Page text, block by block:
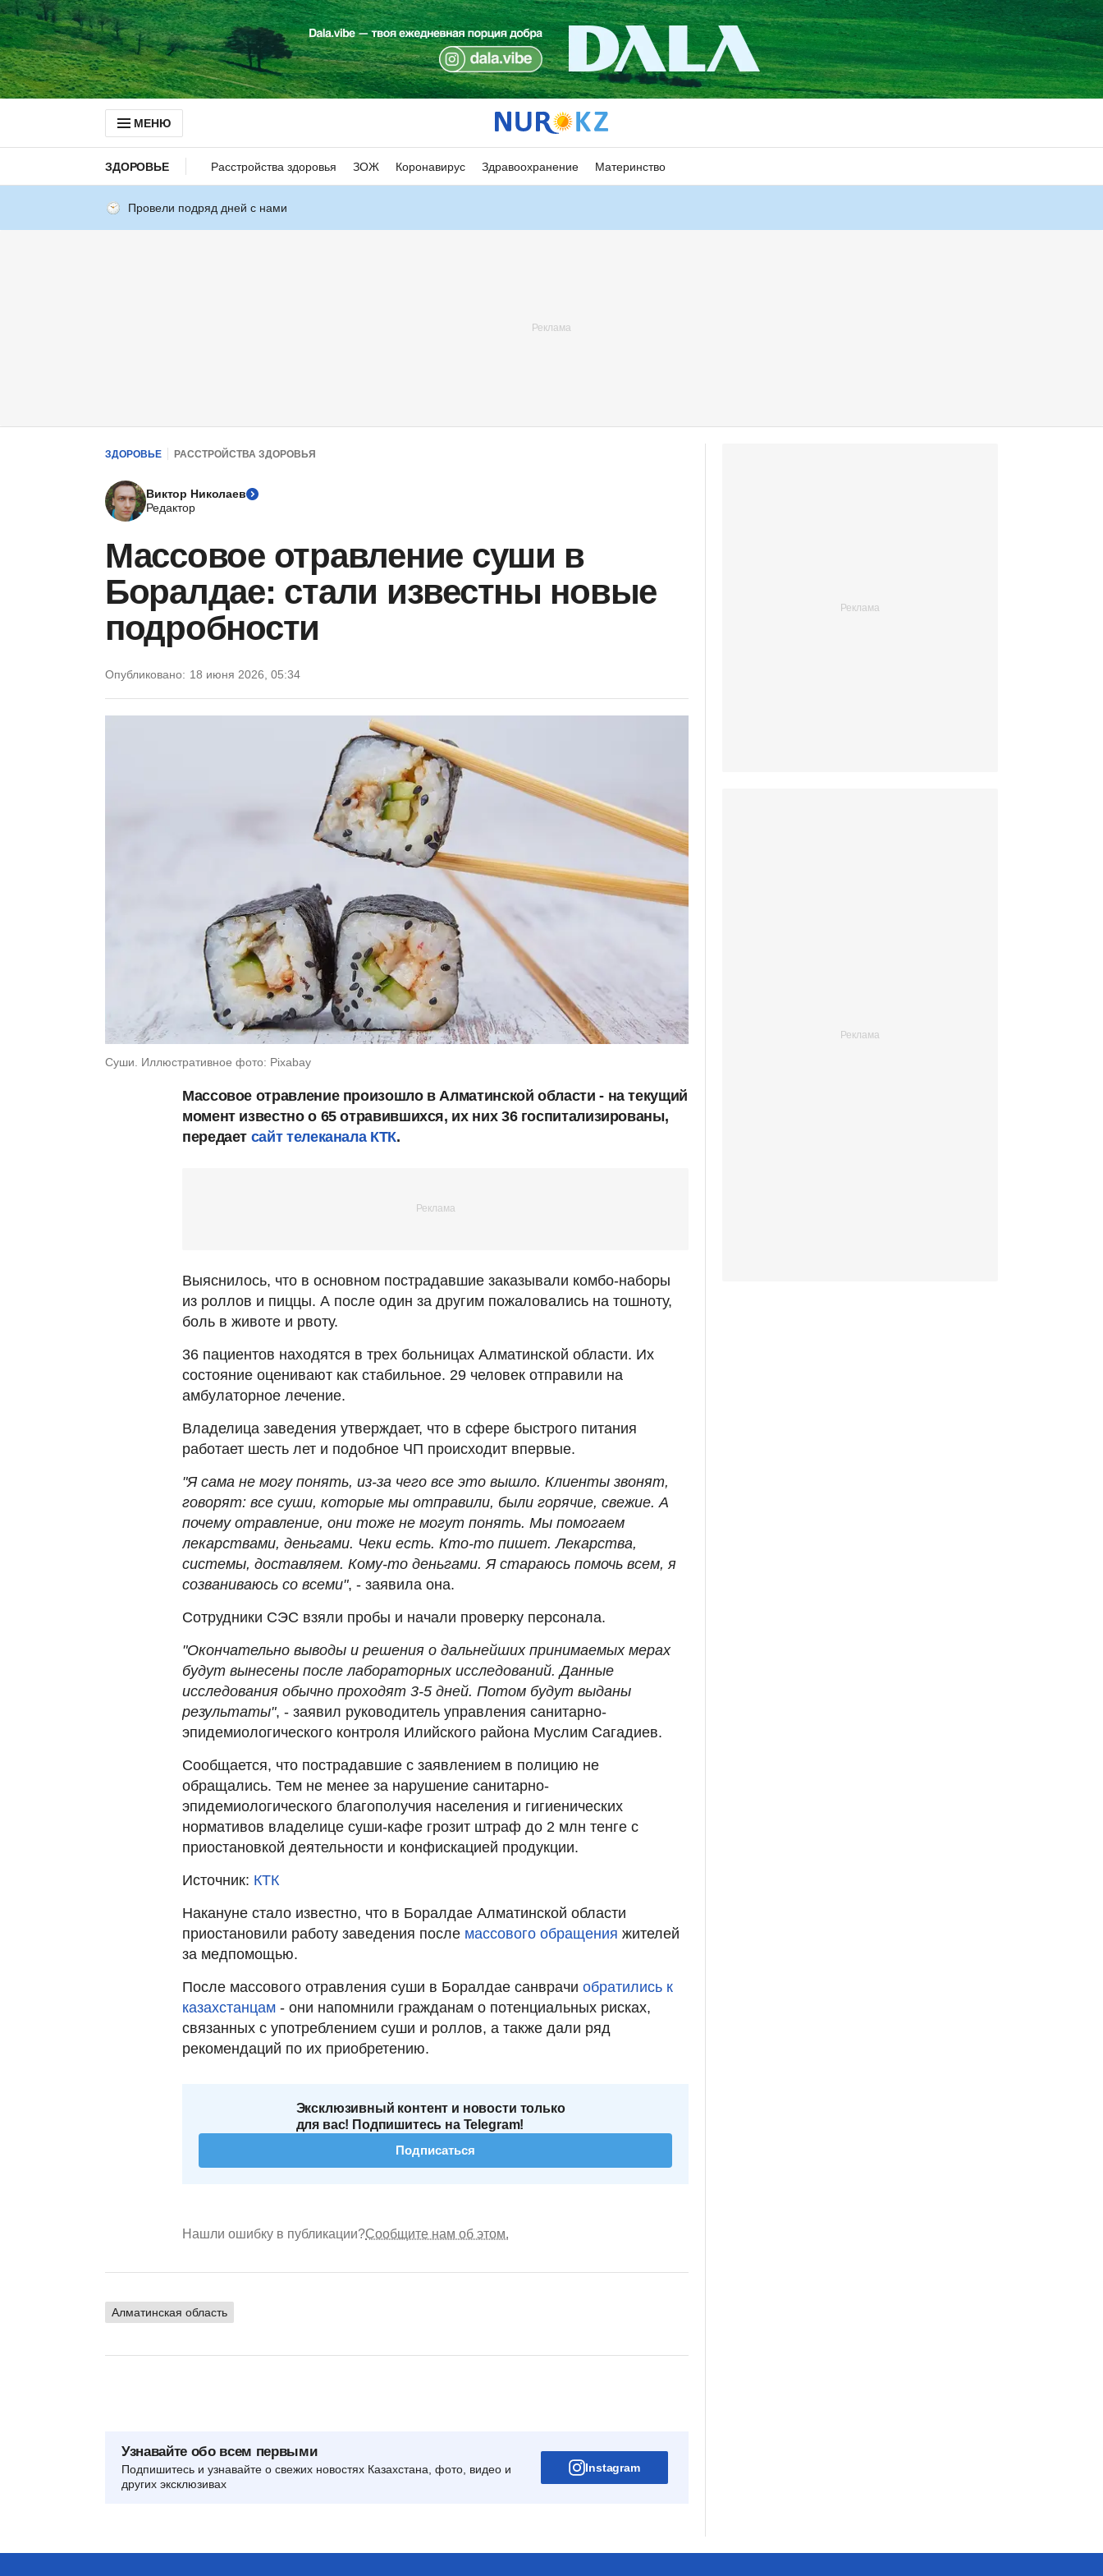
МЕНЮ
ЗДОРОВЬЕ Расстройства здоровья ЗОЖ Коронавирус Здравоохранение Материнство
Провели подряд дней с нами
ЗДОРОВЬЕ РАССТРОЙСТВА ЗДОРОВЬЯ
Виктор Николаев
Редактор
Массовое отравление суши в
Боралдае: стали известны новые
подробности
Опубликовано: 18 июня 2026, 05:34
Суши. Иллюстративное фото: Pixabay
Массовое отравление произошло в Алматинской области - на текущий
момент известно о 65 отравившихся, их них 36 госпитализированы,
передает сайт телеканала КТК.
Выяснилось, что в основном пострадавшие заказывали комбо-наборы
из роллов и пиццы. А после один за другим пожаловались на тошноту,
боль в животе и рвоту.
36 пациентов находятся в трех больницах Алматинской области. Их
состояние оценивают как стабильное. 29 человек отправили на
амбулаторное лечение.
Владелица заведения утверждает, что в сфере быстрого питания
работает шесть лет и подобное ЧП происходит впервые.
"Я сама не могу понять, из-за чего все это вышло. Клиенты звонят,
говорят: все суши, которые мы отправили, были горячие, свежие. А
почему отравление, они тоже не могут понять. Мы помогаем
лекарствами, деньгами. Чеки есть. Кто-то пишет. Лекарства,
системы, доставляем. Кому-то деньгами. Я стараюсь помочь всем, я
созваниваюсь со всеми", - заявила она.
Сотрудники СЭС взяли пробы и начали проверку персонала.
"Окончательно выводы и решения о дальнейших принимаемых мерах
будут вынесены после лабораторных исследований. Данные
исследования обычно проходят 3-5 дней. Потом будут выданы
результаты", - заявил руководитель управления санитарно-
эпидемиологического контроля Илийского района Муслим Сагадиев.
Сообщается, что пострадавшие с заявлением в полицию не
обращались. Тем не менее за нарушение санитарно-
эпидемиологического благополучия населения и гигиенических
нормативов владелице суши-кафе грозит штраф до 2 млн тенге с
приостановкой деятельности и конфискацией продукции.
Источник: КТК
Накануне стало известно, что в Боралдае Алматинской области
приостановили работу заведения после массового обращения жителей
за медпомощью.
После массового отравления суши в Боралдае санврачи обратились к
казахстанцам - они напомнили гражданам о потенциальных рисках,
связанных с употреблением суши и роллов, а также дали ряд
рекомендаций по их приобретению.
Эксклюзивный контент и новости только
для вас! Подпишитесь на Telegram!
Подписаться
Нашли ошибку в публикации?Сообщите нам об этом.
Алматинская область
Узнавайте обо всем первыми
Подпишитесь и узнавайте о свежих новостях Казахстана, фото, видео и
других эксклюзивах
Instagram